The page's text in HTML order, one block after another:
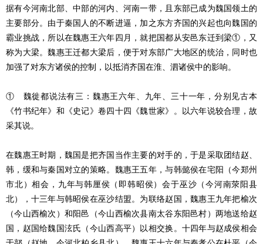
据有今河南北部、中部的河内、河南一带，且东部已成为魏国领土的
主要部分。由于秦国人的不断进逼，加之东方齐国的兴起也向魏国的
霸业挑战，所以在魏惠王六年四月，就把国都从安邑东迁到梁①，又
称为大梁。魏惠王迁都大梁后，便于对东部广大地区的统治，同时也
加强了对东方诸侯的控制，以抵消齐国在淮、泗诸侯中的影响。
① 魏徙都说法有三：魏惠王六年、九年、三十一年，分别见古本
《竹书纪年》和《史记》卷四十四《魏世家》。以六年说较合理，故
采其说。
在魏惠王时期，魏国是把齐国当作主要的对手的，于是采取团结赵、
韩，缓和与秦国对立的策略。魏惠王五年，与韩懿侯在宅阳（今郑州
市北）相会，九年与韩厘侯（即韩昭侯）会于巫沙（今河南荥阳县
北），十三年与韩昭侯在巫沙结盟。为联络赵国，魏惠王九年把榆次
（今山西榆次）和阳邑（今山西榆次县南太谷东阳邑村）两地送给赵
国，赵国给魏国泫氏（今山西高平）以相交换。十四年与赵成侯相会